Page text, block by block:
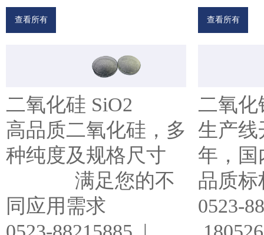
查看所有 查看所有
二氧化硅 SiO2
高品质二氧化硅，多
种纯度及规格尺寸
满足您的不
同应用需求
二氧化
生产线
年，国
品质标
0523-